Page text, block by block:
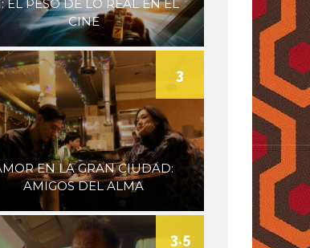
EL PESO DE LO REAL EN EL
CINE
EN LA GRAN CIUDAD:
AMIGOS DEL ALMA
3
3.5